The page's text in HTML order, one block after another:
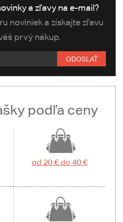
a zľavy na e-mail?
noviniek a získajte zľavu
prvý nákup.
ODOSLAŤ
podľa ceny
od 20 € do 40 €